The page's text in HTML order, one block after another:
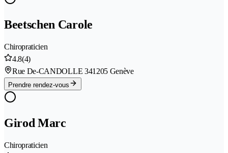
Beetschen Carole
Chiropraticien
4.8(4)
Rue De-CANDOLLE 341205 Genève
Prendre rendez-vous
Girod Marc
Chiropraticien